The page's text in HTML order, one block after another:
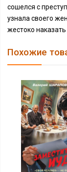
сошелся с
узнала своего
жестоко наказать
Похожие